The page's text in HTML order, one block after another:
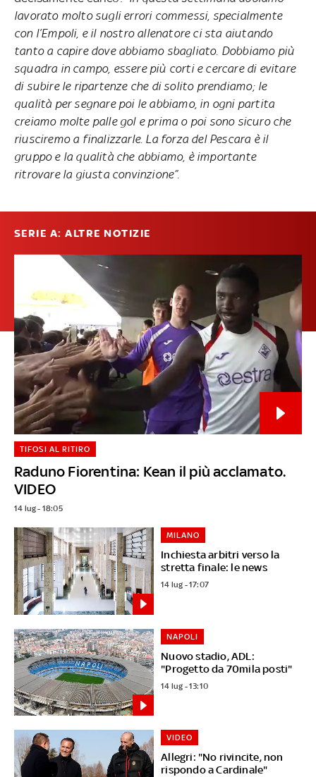
lavorato molto sugli errori commessi, specialmente
con l’Empoli, e il nostro allenatore ci sta aiutando
tanto a capire dove abbiamo sbagliato. Dobbiamo più
squadra in campo, essere più corti e cercare di evitare
di subire le ripartenze che di solito prendiamo; le
qualità per segnare poi le abbiamo, in ogni partita
creiamo molte palle gol e prima o poi sono sicuro che
riusciremo a finalizzarle. La forza del Pescara è il
gruppo e la qualità che abbiamo, è importante
ritrovare la giusta convinzione”.
SERIE A: ALTRE NOTIZIE
Raduno Fiorentina: Kean il più acclamato.
VIDEO
TIFOSI AL RITIRO
14 lug - 18:05
Inchiesta arbitri verso la
stretta finale: le news
MILANO
14 lug - 17:07
Nuovo stadio, ADL:
"Progetto da 70mila posti"
NAPOLI
14 lug - 13:10
Allegri: "No rivincite, non
rispondo a Cardinale"
VIDEO